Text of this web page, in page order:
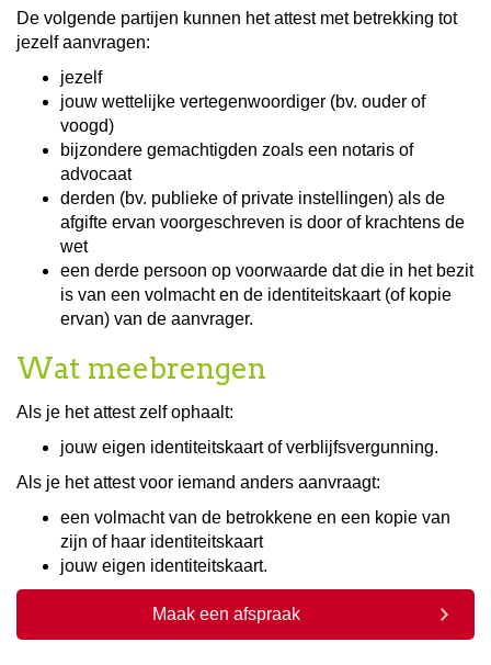
De volgende partijen kunnen het attest met betrekking tot
jezelf aanvragen:
jezelf
jouw wettelijke vertegenwoordiger (bv. ouder of
voogd)
bijzondere gemachtigden zoals een notaris of
advocaat
derden (bv. publieke of private instellingen) als de
afgifte ervan voorgeschreven is door of krachtens de
wet
een derde persoon op voorwaarde dat die in het bezit
is van een volmacht en de identiteitskaart (of kopie
ervan) van de aanvrager.
Wat meebrengen
Als je het attest zelf ophaalt:
jouw eigen identiteitskaart of verblijfsvergunning.
Als je het attest voor iemand anders aanvraagt:
een volmacht van de betrokkene en een kopie van
zijn of haar identiteitskaart
jouw eigen identiteitskaart.
Maak een afspraak